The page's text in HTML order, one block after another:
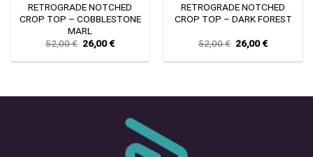
RETROGRADE NOTCHED
CROP TOP – COBBLESTONE
MARL
52,00€ Original
price
was:
26,00€Current
is:
RETROGRADE NOTCHED
CROP TOP – DARK FOREST
52,00€ Original
price
was:
26,00€Current
is: